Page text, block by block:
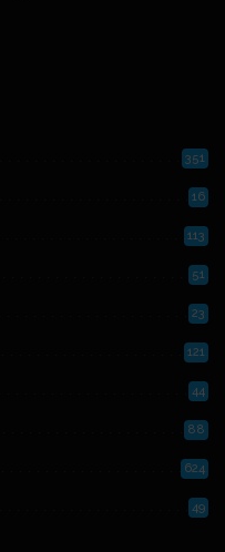
351
16
113
51
23
121
44
88
624
49